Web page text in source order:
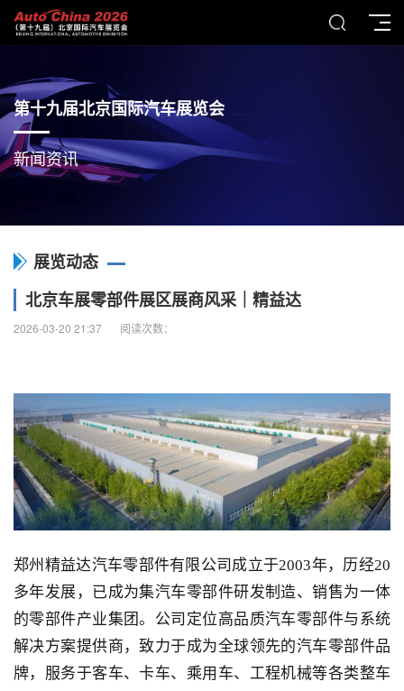
第十九届北京国际汽车展览会
新闻资讯
展览动态
北京车展零部件展区展商风采｜精益达
2026-03-20 21:37 阅读次数：
郑州精益达汽车零部件有限公司成立于2003年，历经20
多年发展，已成为集汽车零部件研发制造、销售为一体
的零部件产业集团。公司定位高品质汽车零部件与系统
解决方案提供商，致力于成为全球领先的汽车零部件品
牌，服务于客车、卡车、乘用车、工程机械等各类整车